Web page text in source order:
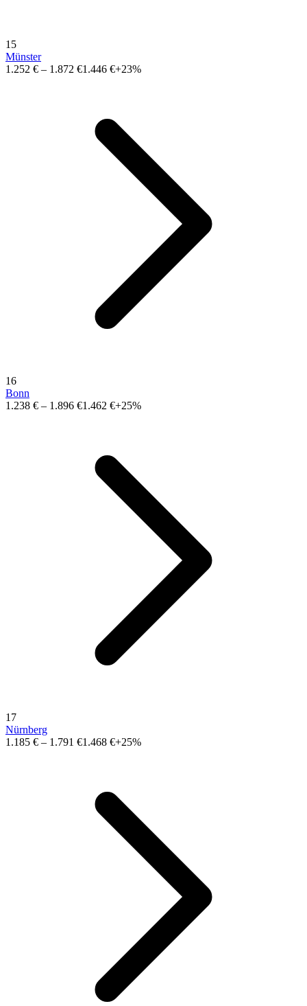
15
Münster
1.252 € – 1.872 €1.446 €+23%
16
Bonn
1.238 € – 1.896 €1.462 €+25%
17
Nürnberg
1.185 € – 1.791 €1.468 €+25%